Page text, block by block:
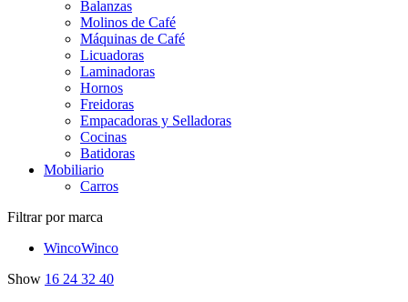
Balanzas
Molinos de Café
Máquinas de Café
Licuadoras
Laminadoras
Hornos
Freidoras
Empacadoras y Selladoras
Cocinas
Batidoras
Mobiliario
Carros
Filtrar por marca
WincoWinco
Show 16 24 32 40